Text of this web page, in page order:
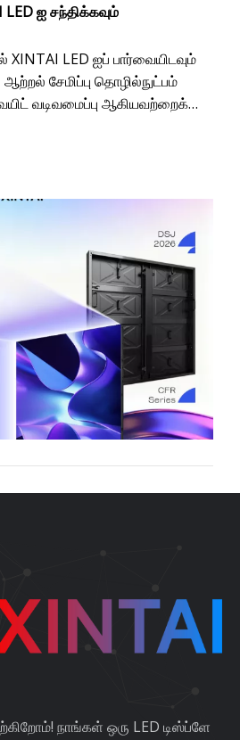
ஐ சந்திக்கவும்
XINTAI LED ஐப் பார்வையிடவும்
ஆற்றல் சேமிப்பு தொழில்நுட்பம்
வடிவமைப்பு ஆகியவற்றைக்
கண்டறியவும்.
நாங்கள் ஒரு LED டிஸ்ப்ளே